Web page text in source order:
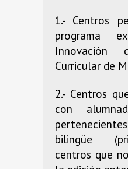
1.- Centros
programa
Innovación
Curricular de
2.- Centros
con
bilingüe
centros que